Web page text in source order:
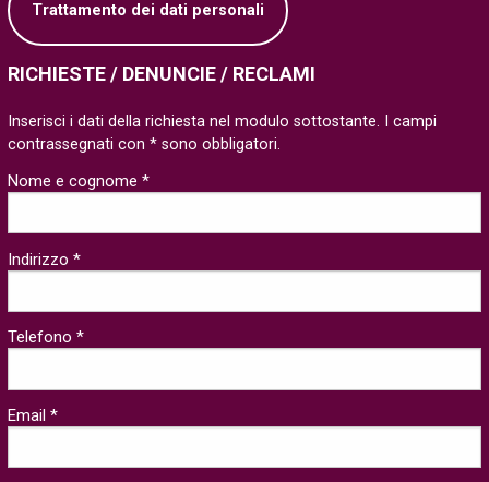
Trattamento dei dati personali
RICHIESTE / DENUNCIE / RECLAMI
Inserisci i dati della richiesta nel modulo sottostante. I campi
contrassegnati con * sono obbligatori.
Nome e cognome *
Indirizzo *
Telefono *
Email *